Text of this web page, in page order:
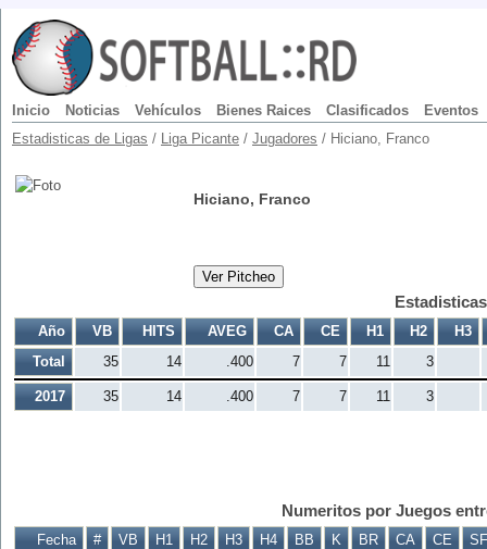
Inicio Noticias Vehículos Bienes Raices Clasificados
Eventos
Estadisticas de Ligas / Liga Picante / Jugadores / Hiciano, Franco
Hiciano, Franco
Ver Pitcheo
Año VB HITS AVEG CA CE H1 H2
H3
Total
35 14 .400 7 7 11 3
2017 35 14 .400 7 7 11 3
Numeritos por Juegos
Fecha # VB H1 H2 H3 H4 BB K BR CA CE
SF